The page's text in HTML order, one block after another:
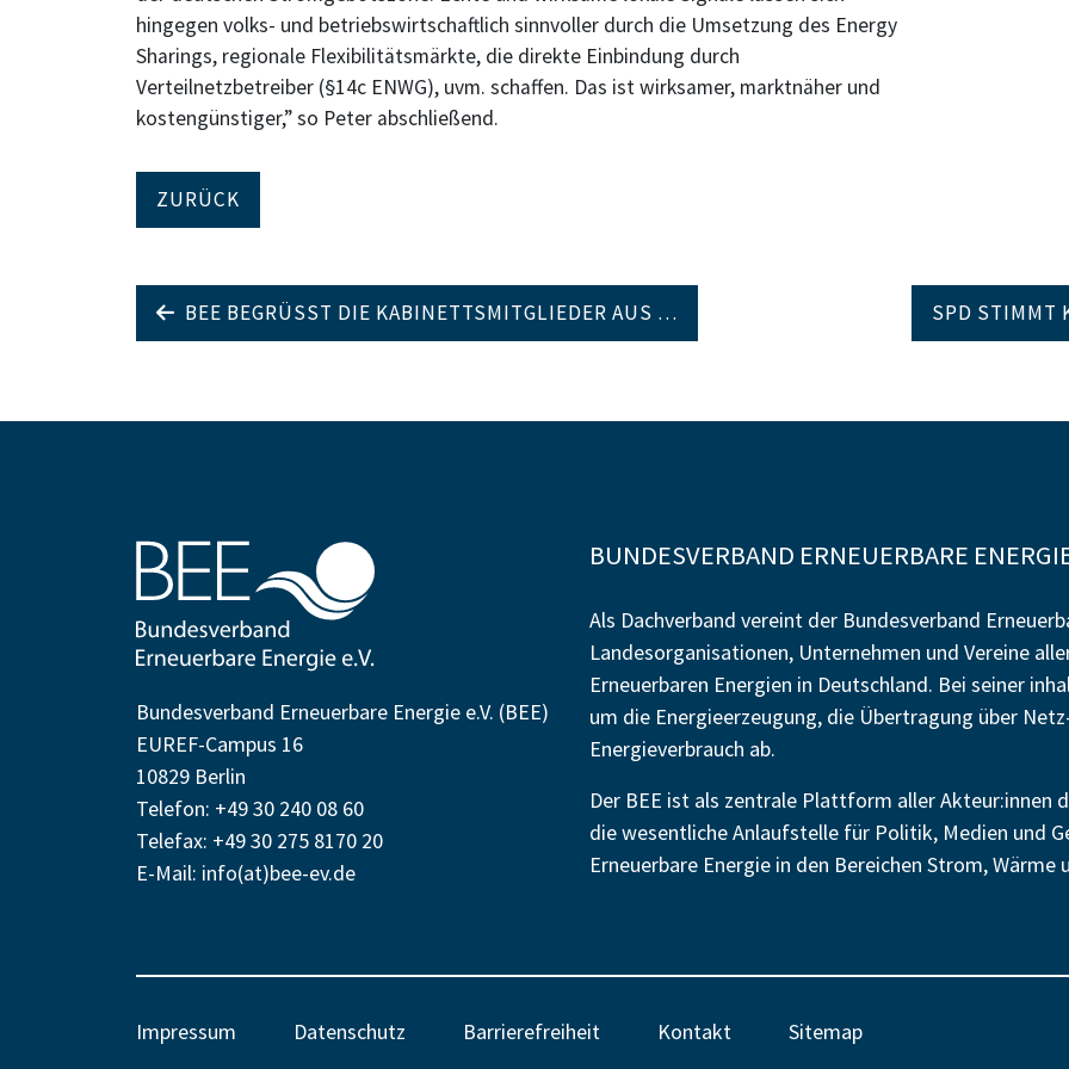
hingegen volks- und betriebswirtschaftlich sinnvoller durch die Umsetzung des Energy
Sharings, regionale Flexibilitätsmärkte, die direkte Einbindung durch
Verteilnetzbetreiber (§14c ENWG), uvm. schaffen. Das ist wirksamer, marktnäher und
kostengünstiger,” so Peter abschließend.
ZURÜCK
BEE BEGRÜSST DIE KABINETTSMITGLIEDER AUS … SPD STIMMT
Bundesverband Erneuerbare Energie e.V. (BEE)
EUREF-Campus 16
10829 Berlin
Telefon: +49 30 240 08 60
Telefax: +49 30 275 8170 20
E-Mail: info(at)bee-ev.de
BUNDESVERBAND ERNEUERBARE
Als Dachverband vereint der Bundesverband
Landesorganisationen, Unternehmen und Vereine
Erneuerbaren Energien in Deutschland. Bei seiner
um die Energieerzeugung, die Übertragung über
Energieverbrauch ab.
Der BEE ist als zentrale Plattform aller Akteur:innen
die wesentliche Anlaufstelle für Politik, Medien und
Erneuerbare Energie in den Bereichen Strom, Wärme
Impressum Datenschutz Barrierefreiheit Kontakt Sitemap